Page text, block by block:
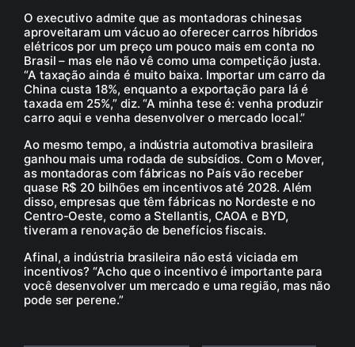
O executivo admite que as montadoras chinesas
aproveitaram um vácuo ao oferecer carros híbridos
elétricos por um preço um pouco mais em conta no
Brasil – mas ele não vê como uma competição justa.
“A taxação ainda é muito baixa. Importar um carro da
China custa 18%, enquanto a exportação para lá é
taxada em 25%,” diz. “A minha tese é: venha produzir
carro aqui e venha desenvolver o mercado local.”
Ao mesmo tempo, a indústria automotiva brasileira
ganhou mais uma rodada de subsídios. Com o Mover,
as montadoras com fábricas no País vão receber
quase R$ 20 bilhões em incentivos até 2028. Além
disso, empresas que têm fábricas no Nordeste e no
Centro-Oeste, como a Stellantis, CAOA e BYD,
tiveram a renovação de benefícios fiscais.
Afinal, a indústria brasileira não está viciada em
incentivos? “Acho que o incentivo é importante para
você desenvolver um mercado e uma região, mas não
pode ser perene.”